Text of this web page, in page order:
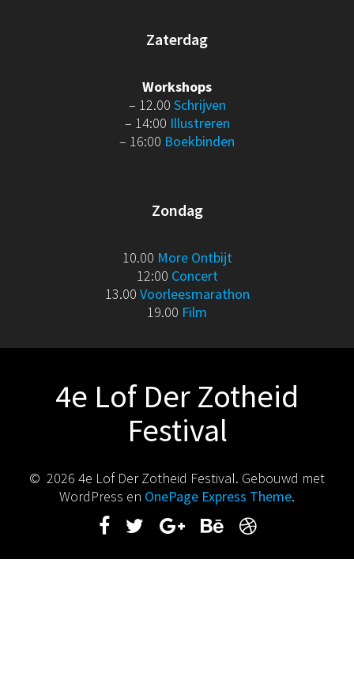
Zaterdag
Workshops
– 12.00 Schrijven
– 14:00 Illustreren
– 16:00 Boekbinden
Zondag
10.00 More Ontbijt
12:00 Concert
13.00 Voorleesmarathon
19.00 Film
4e Lof Der Zotheid
Festival
© 2026 4e Lof Der Zotheid Festival. Gebouwd met
WordPress en OnePage Express Theme.